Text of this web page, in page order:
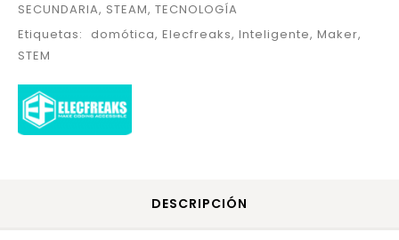
SECUNDARIA, STEAM, TECNOLOGÍA
Etiquetas:
domótica, Elecfreaks, Inteligente, Maker,
STEM
DESCRIPCIÓN